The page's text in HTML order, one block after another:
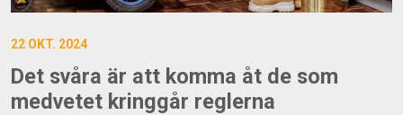
22 OKT. 2024
Det svåra är att komma åt de som
medvetet kringgår reglerna